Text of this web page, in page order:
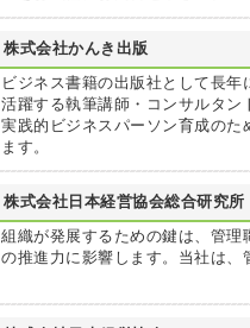
株式会社かんき出版
ビジネス書籍の出版社として長
活躍する執筆講師・コンサルタ
実践的ビジネスパーソン育成の
ます。
株式会社日本経営協会総合研究
組織が発展するための鍵は、管
の推進力に影響します。当社は